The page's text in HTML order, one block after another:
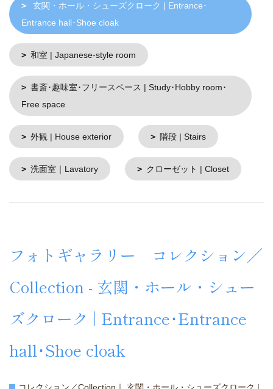
玄関・ホール・シューズクローク | Entrance･
Entrance hall･Shoe cloak
和室 | Japanese-style room
書斎･趣味室･フリースペース | Study･Hobby room･
Free space
外観 | House exterior 階段 | Stairs
洗面室｜Lavatory クローゼット | Closet
フォトギャラリー コレクション／
Collection - 玄関・ホール・シュー
ズクローク | Entrance･Entrance
hall･Shoe cloak